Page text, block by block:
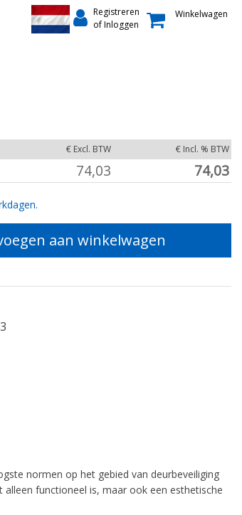
Registreren
of Inloggen
Winkelwagen
€ Excl. BTW € Incl. % BTW
74,03 74,03
aan winkelwagen
normen op het gebied van deurbeveiliging
functioneel is, maar ook een esthetische